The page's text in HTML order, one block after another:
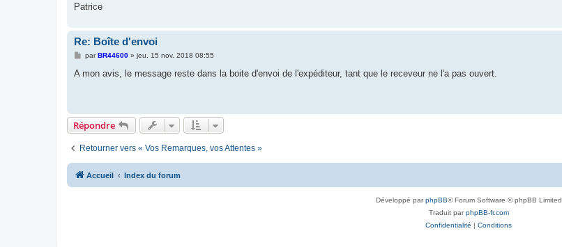
Patrice
Re: Boîte d'envoi
M
s
parBR44600» jeu. 15 nov. 2018 08:55
A mon avis, le message reste dans la boite d'envoi de l'expéditeur, tant que le receveur ne l'a pas ouvert.
Répondre
Retourner vers « Vos Remarques, vos Attentes »
Accueil Index du forum
Développé parphpBB® Forum Software © phpBB Limited
Traduit parphpBB-fr.com
Confidentialité | Conditions